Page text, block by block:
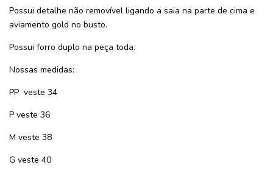
Possui detalhe não removível ligando a saia na parte de cima e
aviamento gold no busto.
Possui forro duplo na peça toda.
Nossas medidas:
PP veste 34
P veste 36
M veste 38
G veste 40